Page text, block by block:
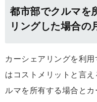
都市部でクルマを
リングした場合の
カーシェアリングを利
はコストメリットと言
ルマを所有する場合と